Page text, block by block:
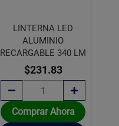
LINTERNA LED
ALUMINIO
RECARGABLE 340 LM
$231.83
Comprar Ahora